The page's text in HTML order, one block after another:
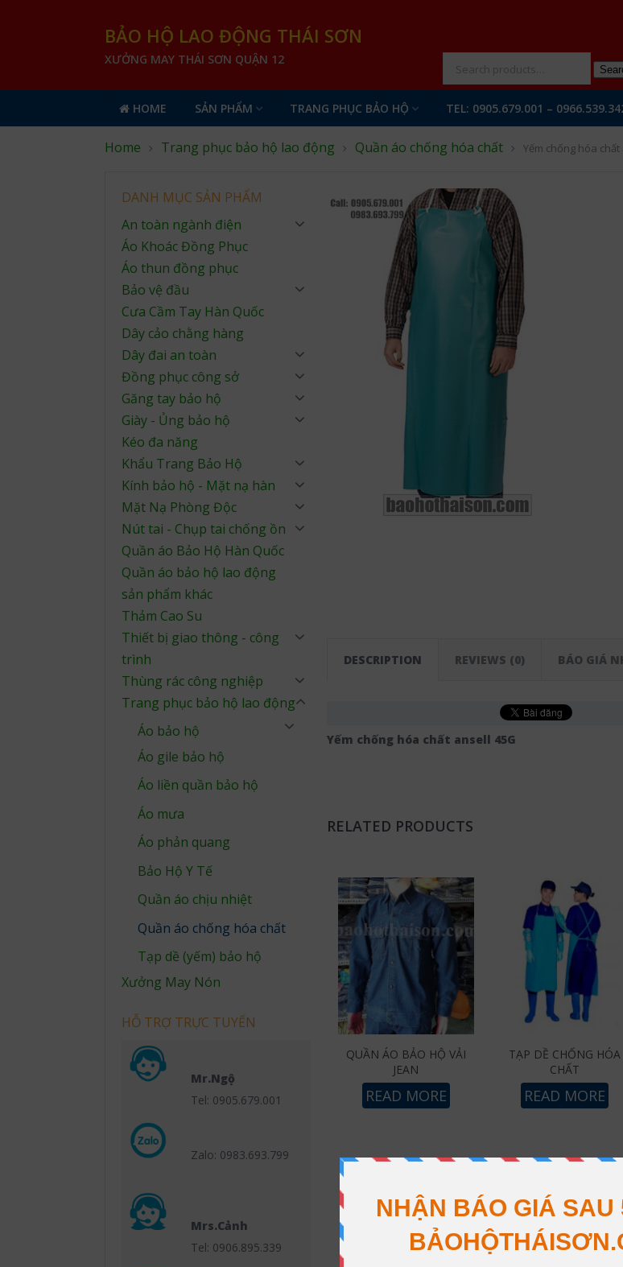
BẢO HỘ LAO ĐỘNG THÁI SƠN
XƯỞNG MAY THÁI SƠN QUẬN 12
HOME SẢN PHẨM TRANG PHỤC BẢO HỘ TEL: 0905.679.001 –
Home Trang phục bảo hộ lao động Quần áo chống hóa chất Yếm chống hóa
DESCRIPTION REVIEWS (0) BÁO GIÁ
Yếm chống hóa chất ansell 45G
RELATED PRODUCTS
QUẦN ÁO BẢO HỘ VẢI
JEAN
READ MORE
TẠP DỀ CHỐNG HÓA
CHẤT
READ MORE
DANH MỤC SẢN PHẨM
An toàn ngành điện
Áo Khoác Đồng Phục
Áo thun đồng phục
Bảo vệ đầu
Cưa Cầm Tay Hàn Quốc
Dây cảo chằng hàng
Dây đai an toàn
Đồng phục công sở
Găng tay bảo hộ
Giày - Ủng bảo hộ
Kéo đa năng
Khẩu Trang Bảo Hộ
Kính bảo hộ - Mặt nạ hàn
Mặt Nạ Phòng Độc
Nút tai - Chụp tai chống ồn
Quần áo Bảo Hộ Hàn Quốc
Quần áo bảo hộ lao động
sản phẩm khác
Thảm Cao Su
Thiết bị giao thông - công
trình
Thùng rác công nghiệp
Trang phục bảo hộ lao động
Áo bảo hộ
Áo gile bảo hộ
Áo liền quần bảo hộ
Áo mưa
Áo phản quang
Bảo Hộ Y Tế
Quần áo chịu nhiệt
Quần áo chống hóa chất
Tạp dề (yếm) bảo hộ
Xưởng May Nón
HỖ TRỢ TRỰC TUYẾN
Mr.Ngộ
Tel: 0905.679.001
Zalo: 0983.693.799
Mrs.Cảnh
Tel: 0906.895.339